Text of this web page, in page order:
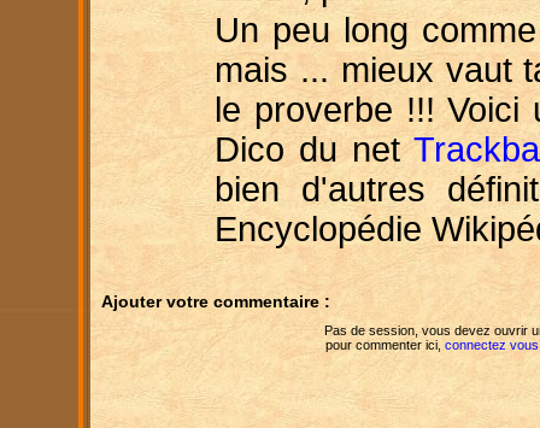
Un peu long
mais ... mieux vaut
le proverbe !!! Voici
Dico du net
bien d'autres
Encyclopédie
Ajouter votre commentaire :
Pas de session, vous devez ouvrir
pour commenter ici, connectez vous